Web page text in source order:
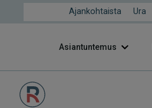
Ajankohtaista Ura
Asiantuntemus